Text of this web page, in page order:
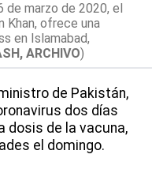
de marzo de 2020, el
Khan, ofrece una
en Islamabad,
ARCHIVO)
de Pakistán,
dos días
dosis de la vacuna,
el domingo.